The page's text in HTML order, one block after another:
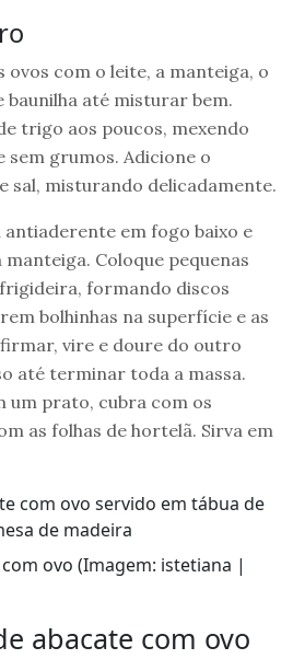
ovos com o leite, a manteiga, o
baunilha até misturar bem.
trigo aos poucos, mexendo
sem grumos. Adicione o
sal, misturando delicadamente.
em fogo baixo e
Coloque pequenas
formando discos
bolhinhas na superfície e as
vire e doure do outro
até terminar toda a massa.
um prato, cubra com os
as folhas de hortelã. Sirva em
ovo (Imagem: istetiana |
abacate com ovo